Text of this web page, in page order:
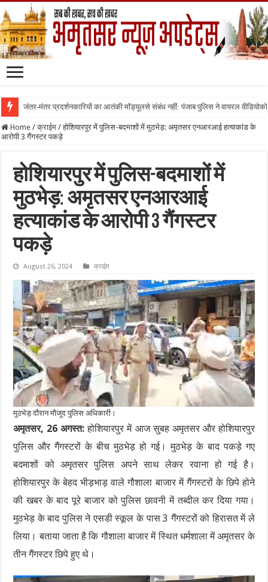
जंतर-मंतर प्रदर्शनकारियों का आतंकी मॉड्यूलसे संबंध नहीं: पंजाब पुलिस ने वायरल वीडियोको
Home / क्राईम / होशियारपुर में पुलिस-बदमाशों में मुठभेड़: अमृतसर एनआरआई हत्याकांड के
आरोपी 3 गैंगस्टर पकड़े
होशियारपुर में पुलिस-बदमाशों में
मुठभेड़: अमृतसर एनआरआई
हत्याकांड के आरोपी 3 गैंगस्टर
पकड़े
August 26, 2024 क्राईम
मुठभेड़ दौरान मौजूद पुलिस अधिकारी।
अमृतसर, 26 अगस्त:होशियारपुर में आज सुबह अमृतसर और होशियारपुर
पुलिस और गैंगस्टरों के बीच मुठभेड़ हो गई। मुठभेड़ के बाद पकड़े गए
बदमाशों को अमृतसर पुलिस अपने साथ लेकर रवाना हो गई है।
होशियारपुर के बेहद भीड़भाड़ वाले गौशाला बाजार में गैंगस्टरों के छिपे होने
की खबर के बाद पूरे बाजार को पुलिस छावनी में तब्दील कर दिया गया।
मुठभेड़ के बाद पुलिस ने एसडी स्कूल के पास 3 गैंगस्टरों को हिरासत में ले
लिया। बताया जाता है कि गौशाला बाजार में स्थित धर्मशाला में अमृतसर के
तीन गैंगस्टर छिपे हुए थे।